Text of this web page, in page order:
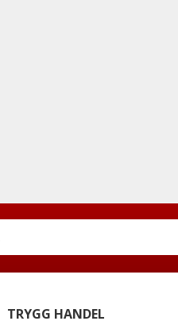
TRYGG HANDEL